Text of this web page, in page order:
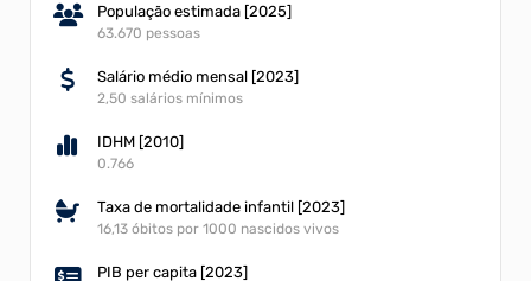
População estimada [2025]
63.670 pessoas
Salário médio mensal [2023]
2,50 salários mínimos
IDHM [2010]
0.766
Taxa de mortalidade infantil [2023]
16,13 óbitos por 1000 nascidos vivos
PIB per capita [2023]